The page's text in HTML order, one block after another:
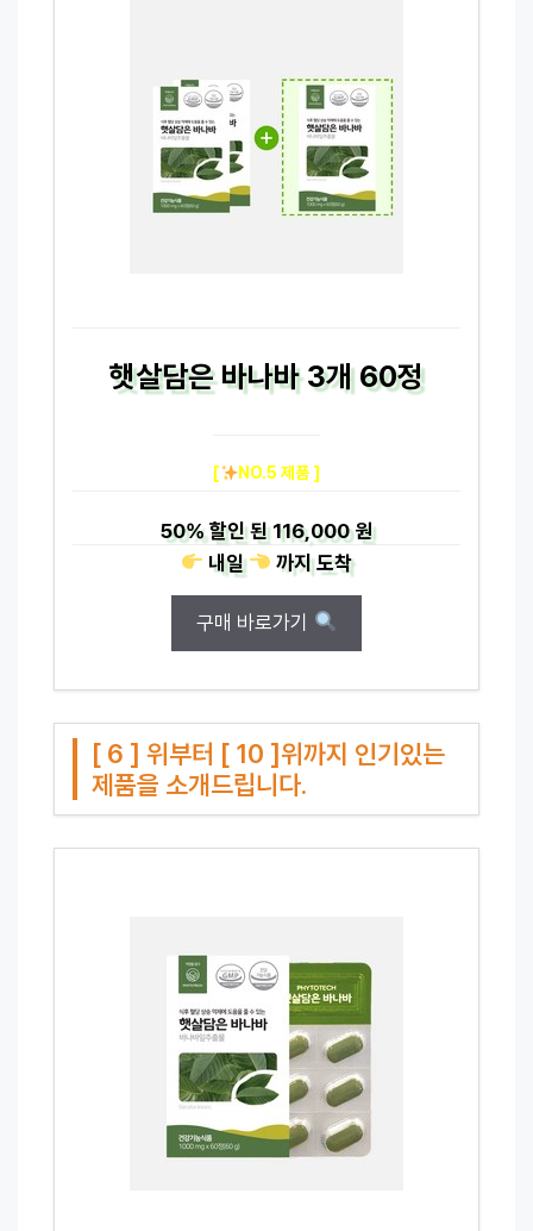
햇살담은 바나바 3개 60정
[ NO.5 제품 ]
50%할인 된116,000 원
내일
까지도착
구매 바로가기
[ 6 ] 위부터 [ 10 ]위까지 인기있는
제품을 소개드립니다.